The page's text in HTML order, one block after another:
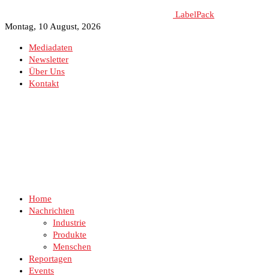
LabelPack
Montag, 10 August, 2026
Mediadaten
Newsletter
Über Uns
Kontakt
Home
Nachrichten
Industrie
Produkte
Menschen
Reportagen
Events